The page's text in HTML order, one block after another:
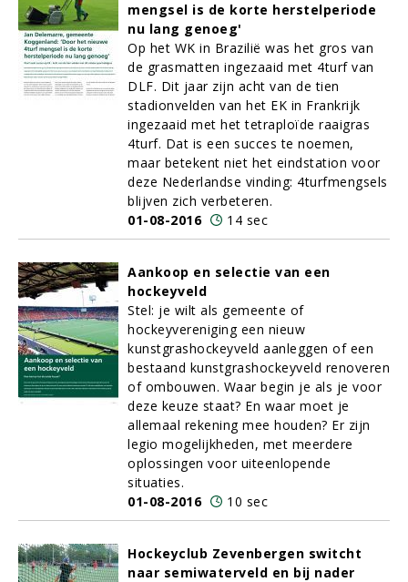
mengsel is de korte herstelperiode
nu lang genoeg'
Op het WK in Brazilië was het gros van
de grasmatten ingezaaid met 4turf van
DLF. Dit jaar zijn acht van de tien
stadionvelden van het EK in Frankrijk
ingezaaid met het tetraploïde raaigras
4turf. Dat is een succes te noemen,
maar betekent niet het eindstation voor
deze Nederlandse vinding: 4turfmengsels
blijven zich verbeteren.
01-08-2016
14 sec
Aankoop en selectie van een
hockeyveld
Stel: je wilt als gemeente of
hockeyvereniging een nieuw
kunstgrashockeyveld aanleggen of een
bestaand kunstgrashockeyveld renoveren
of ombouwen. Waar begin je als je voor
deze keuze staat? En waar moet je
allemaal rekening mee houden? Er zijn
legio mogelijkheden, met meerdere
oplossingen voor uiteenlopende
situaties.
01-08-2016
10 sec
Hockeyclub Zevenbergen switcht
naar semiwaterveld en bij nader